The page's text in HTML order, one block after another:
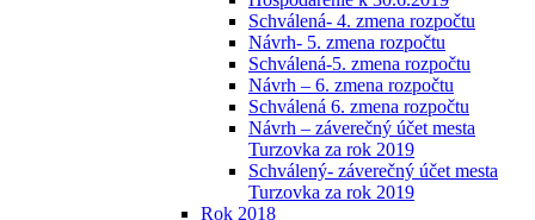
Schválená- 4. zmena rozpočtu
Návrh- 5. zmena rozpočtu
Schválená-5. zmena rozpočtu
Návrh – 6. zmena rozpočtu
Schválená 6. zmena rozpočtu
Návrh – záverečný účet mesta
Turzovka za rok 2019
Schválený- záverečný účet mesta
Turzovka za rok 2019
Rok 2018